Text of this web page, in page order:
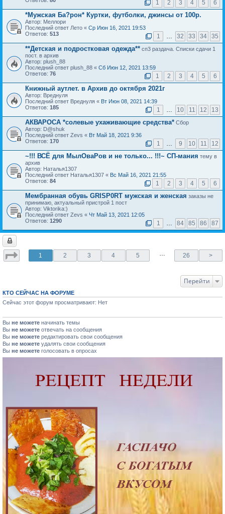
1 2 3 4 5 6
*Мужская Ба?рон* Куртки, футболки, джинсы от 100р.
Автор: Меллори
Последний ответ Лето « Ср Июн 16, 2021 19:53
Ответов: 513 1 … 32 33 34 35
**Детская и подростковая одежда** сп3 раздача. Списки сдачи 1
пост. в архив
Автор: plush_88
Последний ответ plush_88 « Сб Июн 12, 2021 13:59
Ответов: 76 1 2 3 4 5 6
Книжный аутлет. в Архив до октября 2021г
Автор: Вреднуля
Последний ответ Вреднуля « Вт Июн 08, 2021 14:39
Ответов: 185 1 … 10 11 12 13
АКВАРОСА *солевые ухаживающие средства* Сбор
Автор: D@shuk
Последний ответ Zevs « Вт Май 18, 2021 9:36
Ответов: 170 1 … 9 10 11 12
~!!! ВСЁ для МылОваРов и не только... !!!~ СП-мания тему в
архив
Автор: Наталья1307
Последний ответ Наталья1307 « Вс Май 16, 2021 21:55
Ответов: 84 1 2 3 4 5 6
Мембранная обувь GRISP0RT мужская и женская заказы не
принимаю, актуальный пристрой 1 пост
Автор: Viktorika:)
Последний ответ Zevs « Чт Май 13, 2021 12:05
Ответов: 1290 1 … 84 85 86 87
1 2 3 4 5 … 26 >
Перейти
КТО СЕЙЧАС НА ФОРУМЕ
Сейчас этот форум просматривают: Нет
Вы не можете начинать темы
Вы не можете отвечать на сообщения
Вы не можете редактировать свои сообщения
Вы не можете удалять свои сообщения
Вы не можете голосовать в опросах